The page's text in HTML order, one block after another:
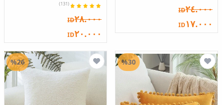
ID٢٤.٠٠٠
ID١٧.٠٠٠
(131)
ID٢٨.٠٠٠
ID٢٠.٠٠٠
%30
%26